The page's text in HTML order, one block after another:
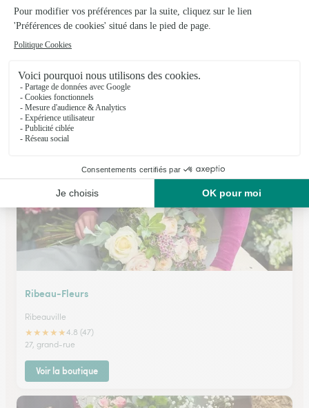
La Palette Fleurie
Rouffach
★★★★★4.8 (52)
16, rue du Maréchal Joffre
Ribeau-Fleurs
Ribeauville
★★★★★4.8 (47)
27, grand-rue
Voir la boutique